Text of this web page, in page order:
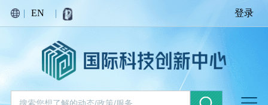
| EN | 登录